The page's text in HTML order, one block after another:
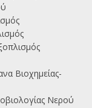
Βιοχημείας-
Νερού